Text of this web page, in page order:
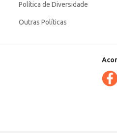
Política de Diversidade
Outras Políticas